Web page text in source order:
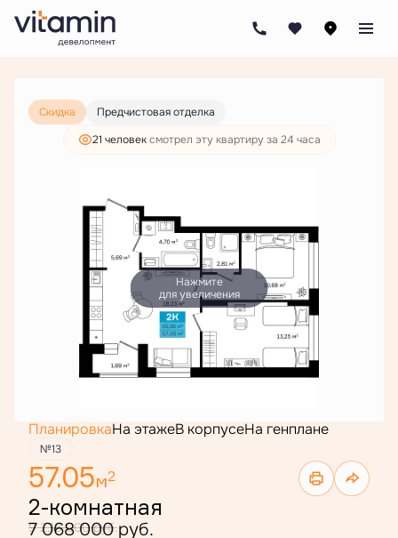
2-комнатная 9 238 000 руб.
7 068 000 руб.
Скидка
Предчистовая отделка
21 человексмотрел эту квартиру за 24 часа
Нажмите
для увеличения
ПланировкаНа этажеВ корпусеНа генплане
№13
57.05м2
2-комнатная
9 238 000 руб.
7 068 000 руб.